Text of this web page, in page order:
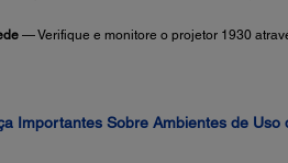
— Verifique e monitore o projetor 1930
Importantes Sobre Ambientes de